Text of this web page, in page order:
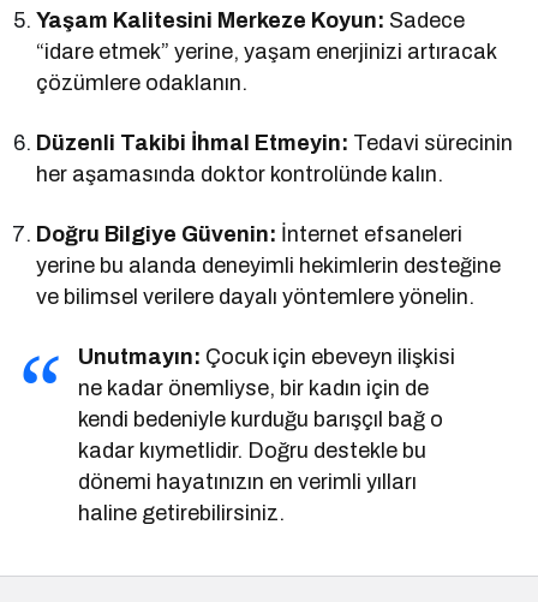
Yaşam Kalitesini Merkeze Koyun: Sadece
“idare etmek” yerine, yaşam enerjinizi artıracak
çözümlere odaklanın.
Düzenli Takibi İhmal Etmeyin: Tedavi sürecinin
her aşamasında doktor kontrolünde kalın.
Doğru Bilgiye Güvenin: İnternet efsaneleri
yerine bu alanda deneyimli hekimlerin desteğine
ve bilimsel verilere dayalı yöntemlere yönelin.
Unutmayın: Çocuk için ebeveyn ilişkisi
ne kadar önemliyse, bir kadın için de
kendi bedeniyle kurduğu barışçıl bağ o
kadar kıymetlidir. Doğru destekle bu
dönemi hayatınızın en verimli yılları
haline getirebilirsiniz.